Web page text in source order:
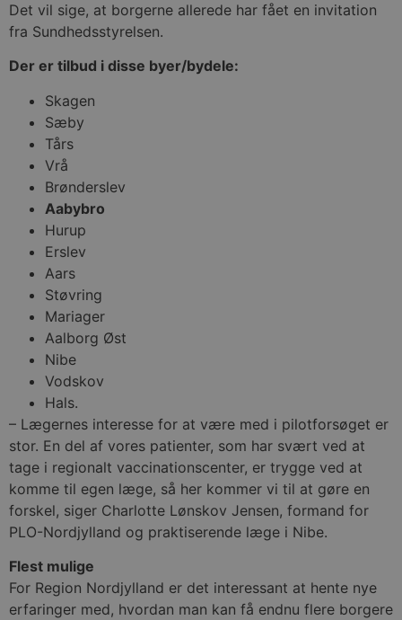
Det vil sige, at borgerne allerede har fået en invitation
fra Sundhedsstyrelsen.
Der er tilbud i disse byer/bydele:
Skagen
Sæby
Tårs
Vrå
Brønderslev
Aabybro
Hurup
Erslev
Aars
Støvring
Mariager
Aalborg Øst
Nibe
Vodskov
Hals.
– Lægernes interesse for at være med i pilotforsøget er
stor. En del af vores patienter, som har svært ved at
tage i regionalt vaccinationscenter, er trygge ved at
komme til egen læge, så her kommer vi til at gøre en
forskel, siger Charlotte Lønskov Jensen, formand for
PLO-Nordjylland og praktiserende læge i Nibe.
Flest mulige
For Region Nordjylland er det interessant at hente nye
erfaringer med, hvordan man kan få endnu flere borgere